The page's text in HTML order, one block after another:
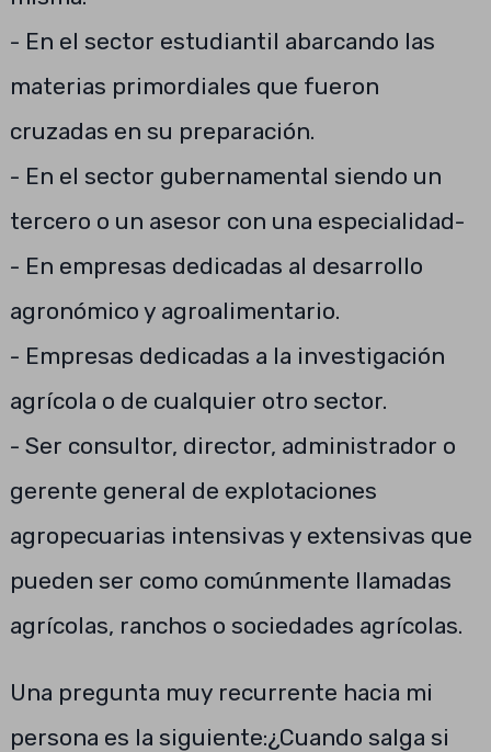
- En el sector estudiantil abarcando las
materias primordiales que fueron
cruzadas en su preparación.
- En el sector gubernamental siendo un
tercero o un asesor con una especialidad-
- En empresas dedicadas al desarrollo
agronómico y agroalimentario.
- Empresas dedicadas a la investigación
agrícola o de cualquier otro sector.
- Ser consultor, director, administrador o
gerente general de explotaciones
agropecuarias intensivas y extensivas que
pueden ser como comúnmente llamadas
agrícolas, ranchos o sociedades agrícolas.
Una pregunta muy recurrente hacia mi
persona es la siguiente:¿Cuando salga si